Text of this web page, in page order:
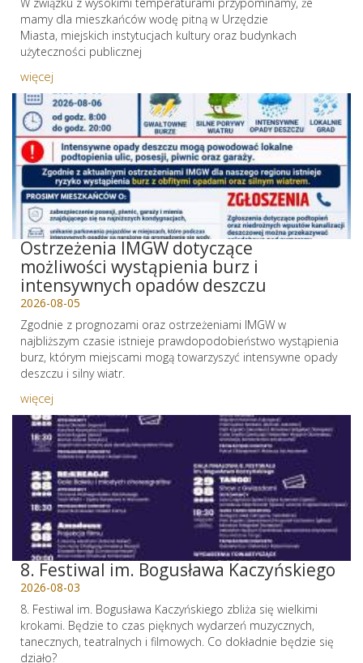
mamy dla mieszkańców wodę pitną w Urzędzie
Miasta, miejskich instytucjach kultury oraz budynkach
użyteczności publicznej
więcej
Ostrzeżenia IMGW dotyczące
możliwości wystąpienia burz i
intensywnych opadów deszczu
2026-08-05
Zgodnie z prognozami oraz ostrzeżeniami IMGW w
najbliższym czasie istnieje prawdopodobieństwo wystąpienia
burz, którym miejscami mogą towarzyszyć intensywne opady
deszczu i silny wiatr.
więcej
8. Festiwal im. Bogusława Kaczyńskiego
2026-08-03
8. Festiwal im. Bogusława Kaczyńskiego zbliża się wielkimi
krokami. Będzie to czas pięknych wydarzeń muzycznych,
tanecznych, teatralnych i filmowych. Co dokładnie będzie się
działo?